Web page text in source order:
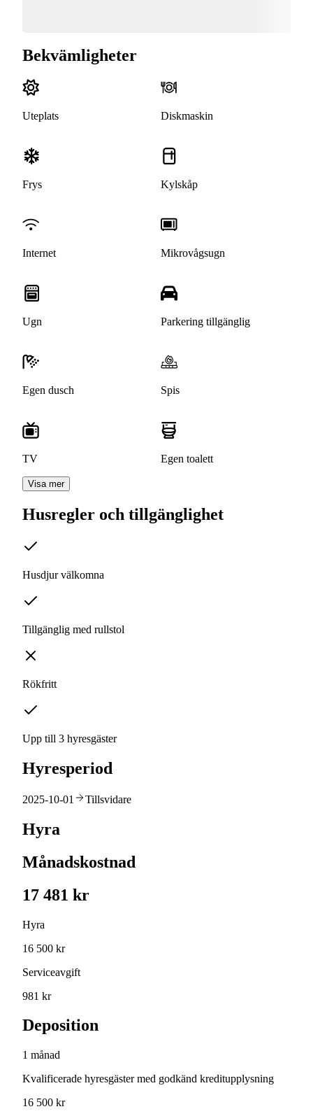
Bekvämligheter
Uteplats Diskmaskin
Frys Kylskåp
Internet Mikrovågsugn
Ugn Parkering tillgänglig
Egen dusch Spis
TV Egen toalett
Visa mer
Husregler och tillgänglighet
Husdjur välkomna
Tillgänglig med rullstol
Rökfritt
Upp till 3 hyresgäster
Hyresperiod
2025-10-01 Tillsvidare
Hyra
Månadskostnad
17 481 kr
Hyra
16 500 kr
Serviceavgift
981 kr
Deposition
1 månad
Kvalificerade hyresgäster med godkänd kreditupplysning
16 500 kr